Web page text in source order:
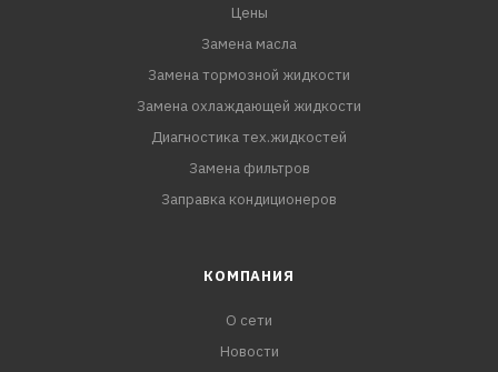
Цены
Замена масла
Замена тормозной жидкости
Замена охлаждающей жидкости
Диагностика тех.жидкостей
Замена фильтров
Заправка кондиционеров
КОМПАНИЯ
О сети
Новости